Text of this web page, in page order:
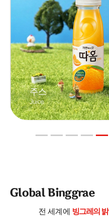
주스
Juice
Global Binggrae
전 세계에 빙그레의